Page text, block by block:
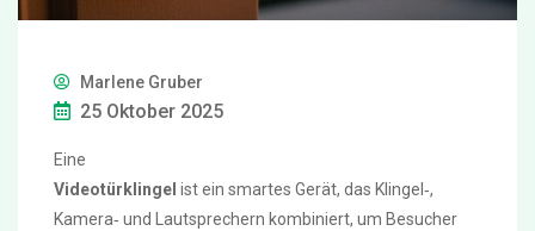
Marlene Gruber
25 Oktober 2025
Eine
Videotürklingel ist ein smartes Gerät, das Klingel‑,
Kamera‑ und Lautsprechern kombiniert, um Besucher